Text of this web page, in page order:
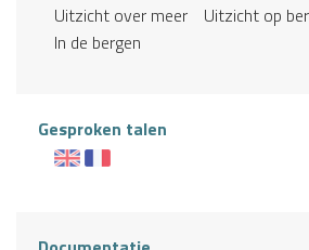
Uitzicht over meer
Uitzicht op
In de bergen
Gesproken talen